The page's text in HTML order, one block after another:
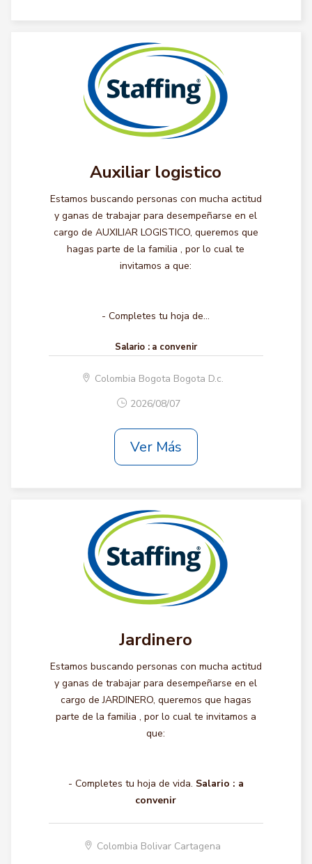
Auxiliar logistico
Estamos buscando personas con mucha actitud
y ganas de trabajar para desempeñarse en el
cargo de AUXILIAR LOGISTICO, queremos que
hagas parte de la familia , por lo cual te
invitamos a que:
- Completes tu hoja de...
Salario : a convenir
Colombia Bogota Bogota D.c.
2026/08/07
Ver Más
Jardinero
Estamos buscando personas con mucha actitud
y ganas de trabajar para desempeñarse en el
cargo de JARDINERO, queremos que hagas
parte de la familia , por lo cual te invitamos a
que:
- Completes tu hoja de vida. Salario : a
convenir
Colombia Bolivar Cartagena